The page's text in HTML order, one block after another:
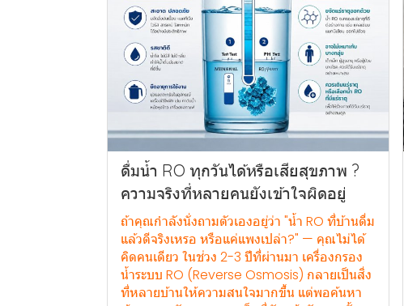
ดื่มน้ำ RO ทุกวันได้หรือเสียสุขภาพ ?
ความจริงที่หลายคนยังเข้าใจผิดอยู่
ถ้าคุณกำลังนั่งถามตัวเองอยู่ว่า "น้ำ RO ที่บ้านดื่ม
แล้วดีจริงเหรอ หรือแค่แพงเปล่า?" — คุณไม่ได้
คิดคนเดียว ในช่วง 2-3 ปีที่ผ่านมา เครื่องกรอง
น้ำระบบ RO (Reverse Osmosis) กลายเป็นสิ่ง
ที่หลายบ้านให้ความสนใจมากขึ้น แต่พอค้นหา